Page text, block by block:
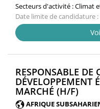
Secteurs d'activité :Climat
Date limite de candidature :
RESPONSABLE DE
DÉVELOPPEMENT
MARCHÉ (H/F)
AFRIQUE